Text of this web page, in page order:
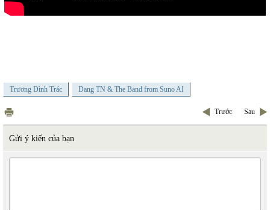
Trương Đình Trác Dang TN & The Band from Suno AI
Trước Sau
Gửi ý kiến của bạn